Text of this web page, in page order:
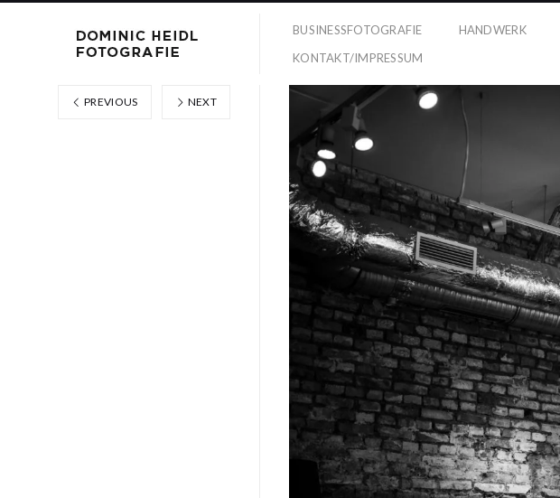
BUSINESSFOTOGRAFIE HANDWERK
KONTAKT/IMPRESSUM
PREVIOUS NEXT